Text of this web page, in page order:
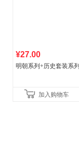
¥27.00
明朝系列+历史套装系列
加入购物车